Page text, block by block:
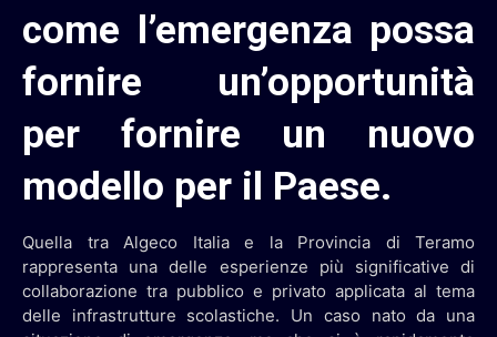
come l’emergenza possa
fornire un’opportunità
per fornire un nuovo
modello per il Paese.
Quella tra Algeco Italia e la Provincia di Teramo
rappresenta una delle esperienze più significative di
collaborazione tra pubblico e privato applicata al tema
delle infrastrutture scolastiche. Un caso nato da una